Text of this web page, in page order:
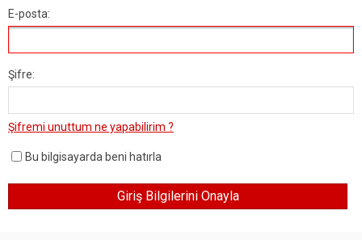
E-posta:
Şifre:
Şifremi unuttum ne yapabilirim ?
Bu bilgisayarda beni hatırla